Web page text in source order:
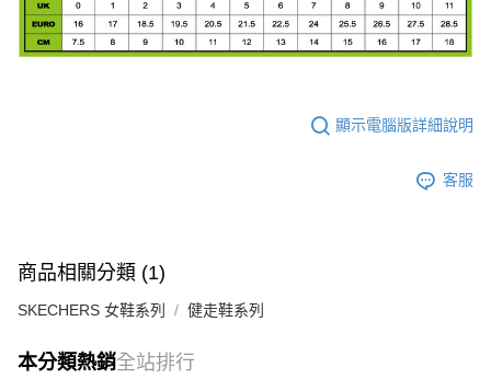
顯示電腦版詳細說明
客服
商品相關分類 (1)
SKECHERS 女鞋系列 健走鞋系列
本分類熱銷全站排行